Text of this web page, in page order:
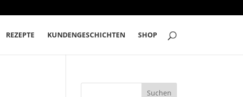
REZEPTE KUNDENGESCHICHTEN SHOP